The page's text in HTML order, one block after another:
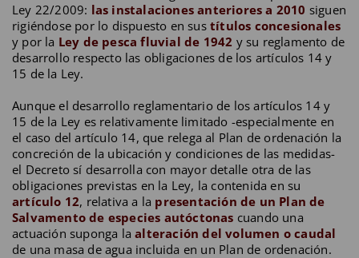
Ley 22/2009: las instalaciones anteriores a 2010 siguen
rigiéndose por lo dispuesto en sustítulos concesionales
y por la Ley de pesca fluvial de 1942 y su reglamento de
desarrollo respecto las obligaciones de los artículos 14 y
15 de la Ley.
Aunque el desarrollo reglamentario de los artículos 14 y
15 de la Ley es relativamente limitado -especialmente en
el caso del artículo 14, que relega al Plan de ordenación la
concreción de la ubicación y condiciones de las medidas-
el Decreto sí desarrolla con mayor detalle otra de las
obligaciones previstas en la Ley, la contenida en su
artículo 12, relativa a la presentación de un Plan de
Salvamento de especies autóctonas cuando una
actuación suponga laalteración del volumen o caudal
de una masa de agua incluida en un Plan de ordenación.